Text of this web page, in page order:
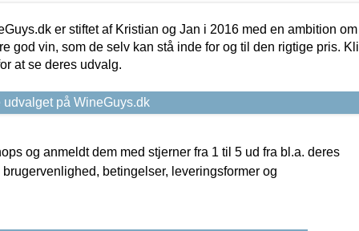
er stiftet af Kristian og Jan i 2016 med en ambition om
god vin, som de selv kan stå inde for og til den rigtige pris.
at se deres udvalg.
udvalget på WineGuys.dk
og anmeldt dem med stjerner fra 1 til 5 ud fra bl.a. deres
betingelser, leveringsformer og